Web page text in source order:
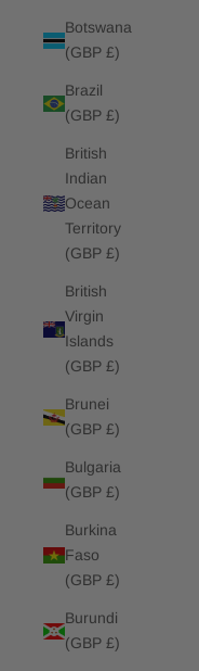
Botswana
(GBP £)
Brazil
(GBP £)
British
Indian
Ocean
Territory
(GBP £)
British
Virgin
Islands
(GBP £)
Brunei
(GBP £)
Bulgaria
(GBP £)
Burkina
Faso
(GBP £)
Burundi
(GBP £)